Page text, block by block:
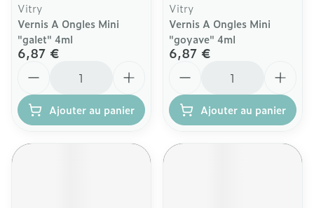
Vitry
Vernis A Ongles Mini
"galet" 4ml
6,87 €
Ajouter au panier
Vitry
Vernis A Ongles Mini
"goyave" 4ml
6,87 €
Ajouter au panier